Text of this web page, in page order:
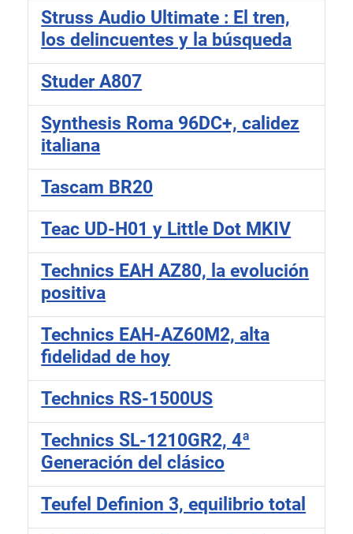
Struss Audio Ultimate : El tren,
los delincuentes y la búsqueda
Studer A807
Synthesis Roma 96DC+, calidez
italiana
Tascam BR20
Teac UD-H01 y Little Dot MKIV
Technics EAH AZ80, la evolución
positiva
Technics EAH-AZ60M2, alta
fidelidad de hoy
Technics RS-1500US
Technics SL-1210GR2, 4ª
Generación del clásico
Teufel Definion 3, equilibrio total